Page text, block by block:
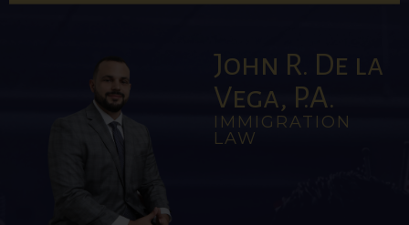
John R. De la
Vega, P.A.
IMMIGRATION
LAW